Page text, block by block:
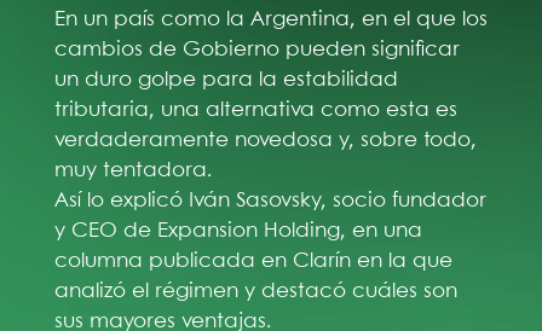
En un país como la Argentina, en el que los
cambios de Gobierno pueden significar
un duro golpe para la estabilidad
tributaria, una alternativa como esta es
verdaderamente novedosa y, sobre todo,
muy tentadora.
Así lo explicó Iván Sasovsky, socio fundador
y CEO de Expansion Holding, en una
columna publicada en Clarín en la que
analizó el régimen y destacó cuáles son
sus mayores ventajas.